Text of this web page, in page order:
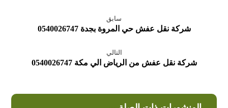
سابق
شركة نقل عفش حي المروة بجدة 0540026747
التالي
شركة نقل عفش من الرياض الي مكة 0540026747